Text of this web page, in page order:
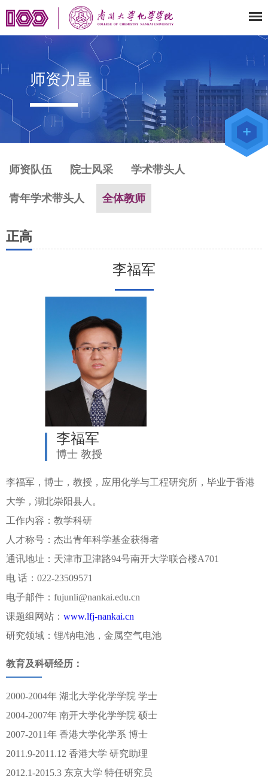
师资力量
师资队伍 院士风采 学术带头人
青年学术带头人 全体教师
正高
李福军
李福军
博士 教授
李福军，博士，教授，应用化学与工程研究所，毕业于香港
大学，湖北崇阳县人。
工作内容：教学科研
人才称号：杰出青年科学基金获得者
通讯地址：天津市卫津路94号南开大学联合楼A701
电 话：022-23509571
电子邮件：fujunli@nankai.edu.cn
课题组网站： www.lfj-nankai.cn
研究领域：锂/钠电池，金属空气电池
教育及科研经历：
2000-2004年 湖北大学化学学院 学士
2004-2007年 南开大学化学学院 硕士
2007-2011年 香港大学化学系 博士
2011.9-2011.12 香港大学 研究助理
2012.1-2015.3 东京大学 特任研究员